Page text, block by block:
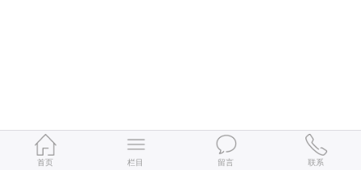
首页 栏目 留言 联系